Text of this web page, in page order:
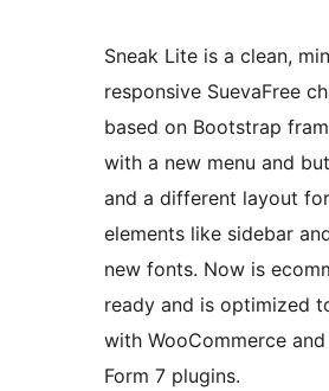
Sneak Lite is a clean,
responsive SuevaFree
based on Bootstrap
with a new menu and
and a different layout
elements like sidebar
new fonts. Now is
ready and is optimized
with WooCommerce
Form 7 plugins.